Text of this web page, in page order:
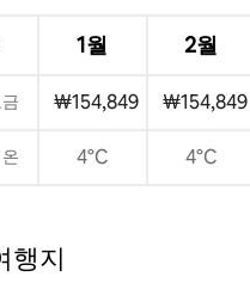
1월 2월
₩154,849 ₩154,849
4°C 4°C
행지